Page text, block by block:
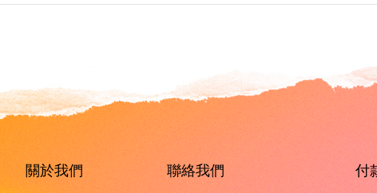
關於我們 聯絡我們 付